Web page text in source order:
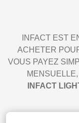
INFACT EST
ACHETER
VOUS PAYEZ
INFACT